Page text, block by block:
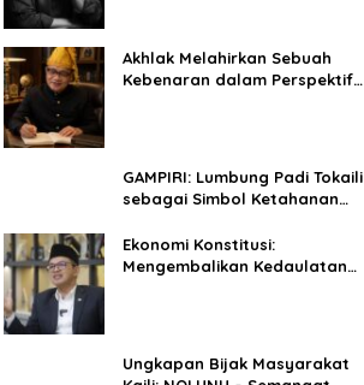
Akhlak Melahirkan Sebuah
Kebenaran dalam Perspektif
GAMPIRI: Lumbung Padi Tokaili
sebagai Simbol Ketahanan
Ekonomi Konstitusi:
Mengembalikan Kedaulatan
Ungkapan Bijak Masyarakat